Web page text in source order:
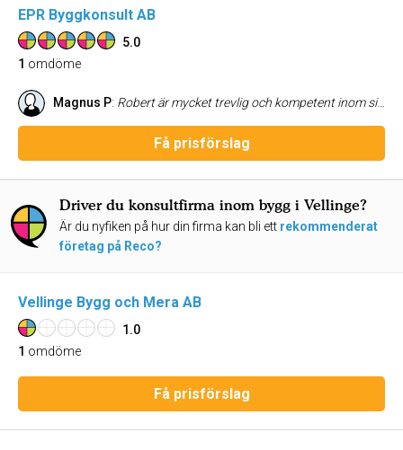
EPR Byggkonsult AB
5.0
1 omdöme
Magnus P: Robert är mycket trevlig och kompetent inom sitt område. Kan varmt rekommendera honom. Jag tog kontakt med honom i samband med en utbyggnad där jag behövde anlita honom som kvalitétsansvarig och allt flöt på som det skulle.
Få prisförslag
Driver du konsultfirma inom bygg i Vellinge?
Är du nyfiken på hur din firma kan bli ett rekommenderat
företag på Reco?
Vellinge Bygg och Mera AB
1.0
1 omdöme
Få prisförslag